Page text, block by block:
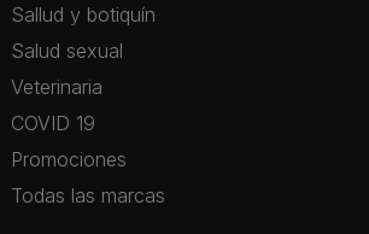
Sallud y botiquín
Salud sexual
Veterinaria
COVID 19
Promociones
Todas las marcas